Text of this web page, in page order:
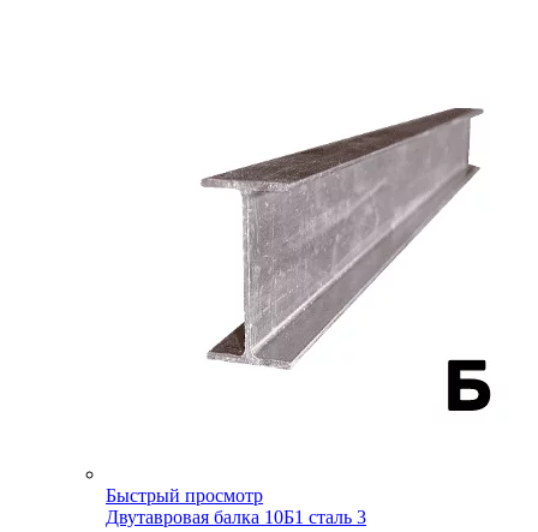
Быстрый просмотр
Двутавровая балка 10Б1 сталь 3